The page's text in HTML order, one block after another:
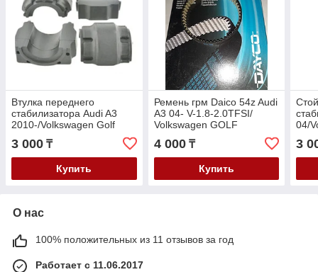
Втулка переднего
стабилизатора Audi A3
2010-/Volkswagen Golf
2013>/Skoda Octavia A7
2013-
3 000 ₸
Купить
Ремень грм Daico 54z Audi
A3 04- V-1.8-2.0TFSI/
Volkswagen GOLF
5/Passat B6 04-/Tiguan V-
1.8-2.0TFSI
4 000₸
Купить
04/
3
О нас
100% положительных из 11 отзывов за год
Работает с 11.06.2017